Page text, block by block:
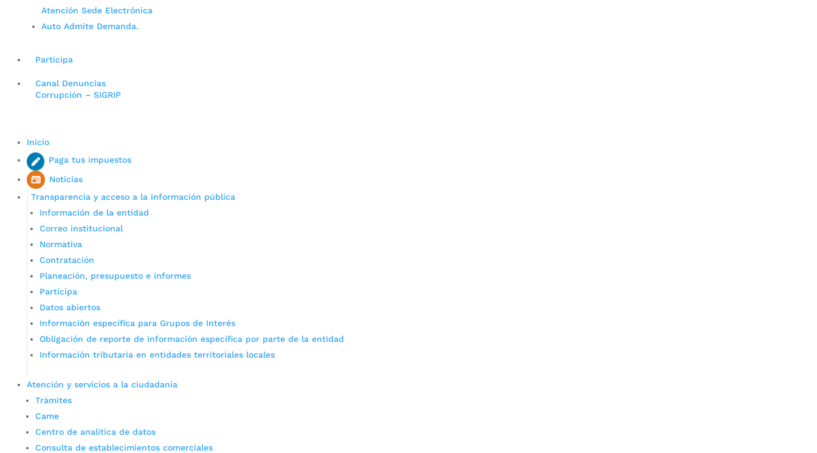
Atención Sede Electrónica
Auto Admite Demanda.
Participa
Canal Denuncias
Corrupción – SIGRIP
Inicio
Paga tus impuestos
Noticias
Transparencia y acceso a la información pública
Información de la entidad
Correo institucional
Normativa
Contratación
Planeación, presupuesto e informes
Participa
Datos abiertos
Información específica para Grupos de Interés
Obligación de reporte de información específica por parte de la entidad
Información tributaria en entidades territoriales locales
Atención y servicios a la ciudadanía
Trámites
Came
Centro de analítica de datos
Consulta de establecimientos comerciales